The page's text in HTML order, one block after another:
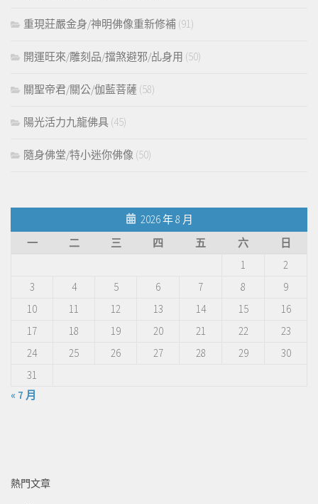
重現莊嚴金身/神明佛像重新修補 (91)
開運旺來/雕刻品/擋煞避邪/乩身用 (50)
關聖帝君/關公/伽藍菩薩 (58)
陽光活力九龍佛具 (45)
隨身佛堂/特小迷你佛像 (50)
2026 年 8 月
一
二 三 四 五 六
日
1
2
3
4 5 6 7 8
9
10
11 12 13 14 15
16
17
18 19 20 21 22
23
24
25 26 27 28 29
30
31
« 7 月
熱門文章